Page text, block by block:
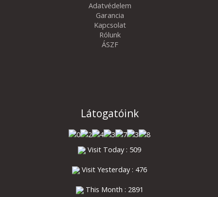
Adatvédelem
Garancia
Kapcsolat
Rólunk
ÁSZF
Látogatóink
Visit Today : 509
Visit Yesterday : 476
This Month : 2891